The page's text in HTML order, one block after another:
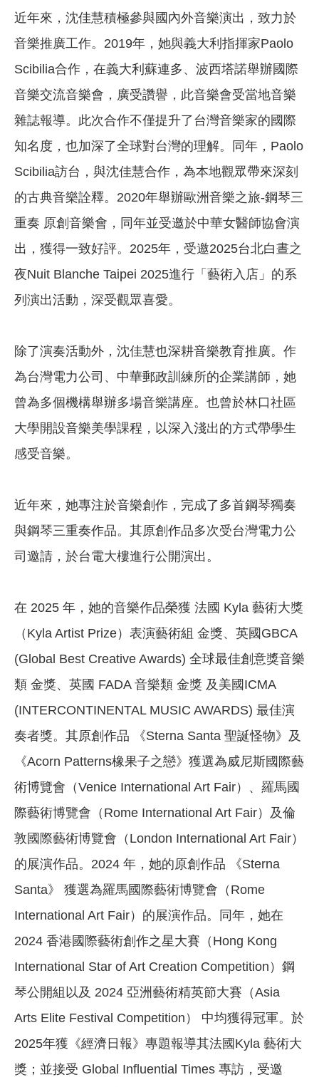
近年來，沈佳慧積極參與國內外音樂演出，致力於
音樂推廣工作。2019年，她與義大利指揮家Paolo
Scibilia合作，在義大利蘇連多、波西塔諾舉辦國際
音樂交流音樂會，廣受讚譽，此音樂會受當地音樂
雜誌報導。此次合作不僅提升了台灣音樂家的國際
知名度，也加深了全球對台灣的理解。同年，Paolo
Scibilia訪台，與沈佳慧合作，為本地觀眾帶來深刻
的古典音樂詮釋。2020年舉辦歐洲音樂之旅-鋼琴三
重奏 原創音樂會，同年並受邀於中華女醫師協會演
出，獲得一致好評。2025年，受邀2025台北白晝之
夜Nuit Blanche Taipei 2025進行「藝術入店」的系
列演出活動，深受觀眾喜愛。
除了演奏活動外，沈佳慧也深耕音樂教育推廣。作
為台灣電力公司、中華郵政訓練所的企業講師，她
曾為多個機構舉辦多場音樂講座。也曾於林口社區
大學開設音樂美學課程，以深入淺出的方式帶學生
感受音樂。
近年來，她專注於音樂創作，完成了多首鋼琴獨奏
與鋼琴三重奏作品。其原創作品多次受台灣電力公
司邀請，於台電大樓進行公開演出。
在 2025 年，她的音樂作品榮獲 法國 Kyla 藝術大獎
（Kyla Artist Prize）表演藝術組 金獎、英國GBCA
(Global Best Creative Awards) 全球最佳創意獎音樂
類 金獎、英國 FADA 音樂類 金獎 及美國ICMA
(INTERCONTINENTAL MUSIC AWARDS) 最佳演
奏者獎。其原創作品 《Sterna Santa 聖誕怪物》及
《Acorn Patterns橡果子之戀》獲選為威尼斯國際藝
術博覽會（Venice International Art Fair）、羅馬國
際藝術博覽會（Rome International Art Fair）及倫
敦國際藝術博覽會（London International Art Fair）
的展演作品。2024 年，她的原創作品 《Sterna
Santa》 獲選為羅馬國際藝術博覽會（Rome
International Art Fair）的展演作品。同年，她在
2024 香港國際藝術創作之星大賽（Hong Kong
International Star of Art Creation Competition）鋼
琴公開組以及 2024 亞洲藝術精英節大賽（Asia
Arts Elite Festival Competition） 中均獲得冠軍。於
2025年獲《經濟日報》專題報導其法國Kyla 藝術大
獎；並接受 Global Influential Times 專訪，受邀